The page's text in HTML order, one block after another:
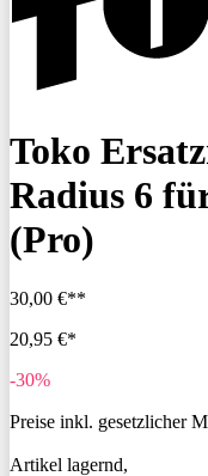
Toko
Radius 6
(Pro)
30,00 €**
20,95 €*
-30%
Preise inkl. gesetzlicher
Artikel lagernd,